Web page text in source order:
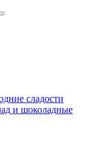
сладости
и шоколадные